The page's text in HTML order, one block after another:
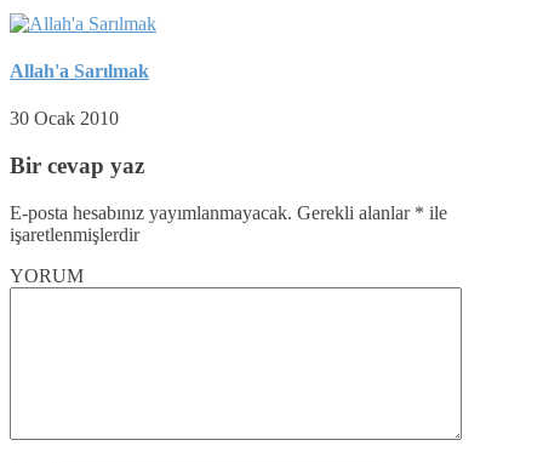
Allah'a Sarılmak
30 Ocak 2010
Bir cevap yaz
E-posta hesabınız yayımlanmayacak. Gerekli alanlar * ile
işaretlenmişlerdir
YORUM